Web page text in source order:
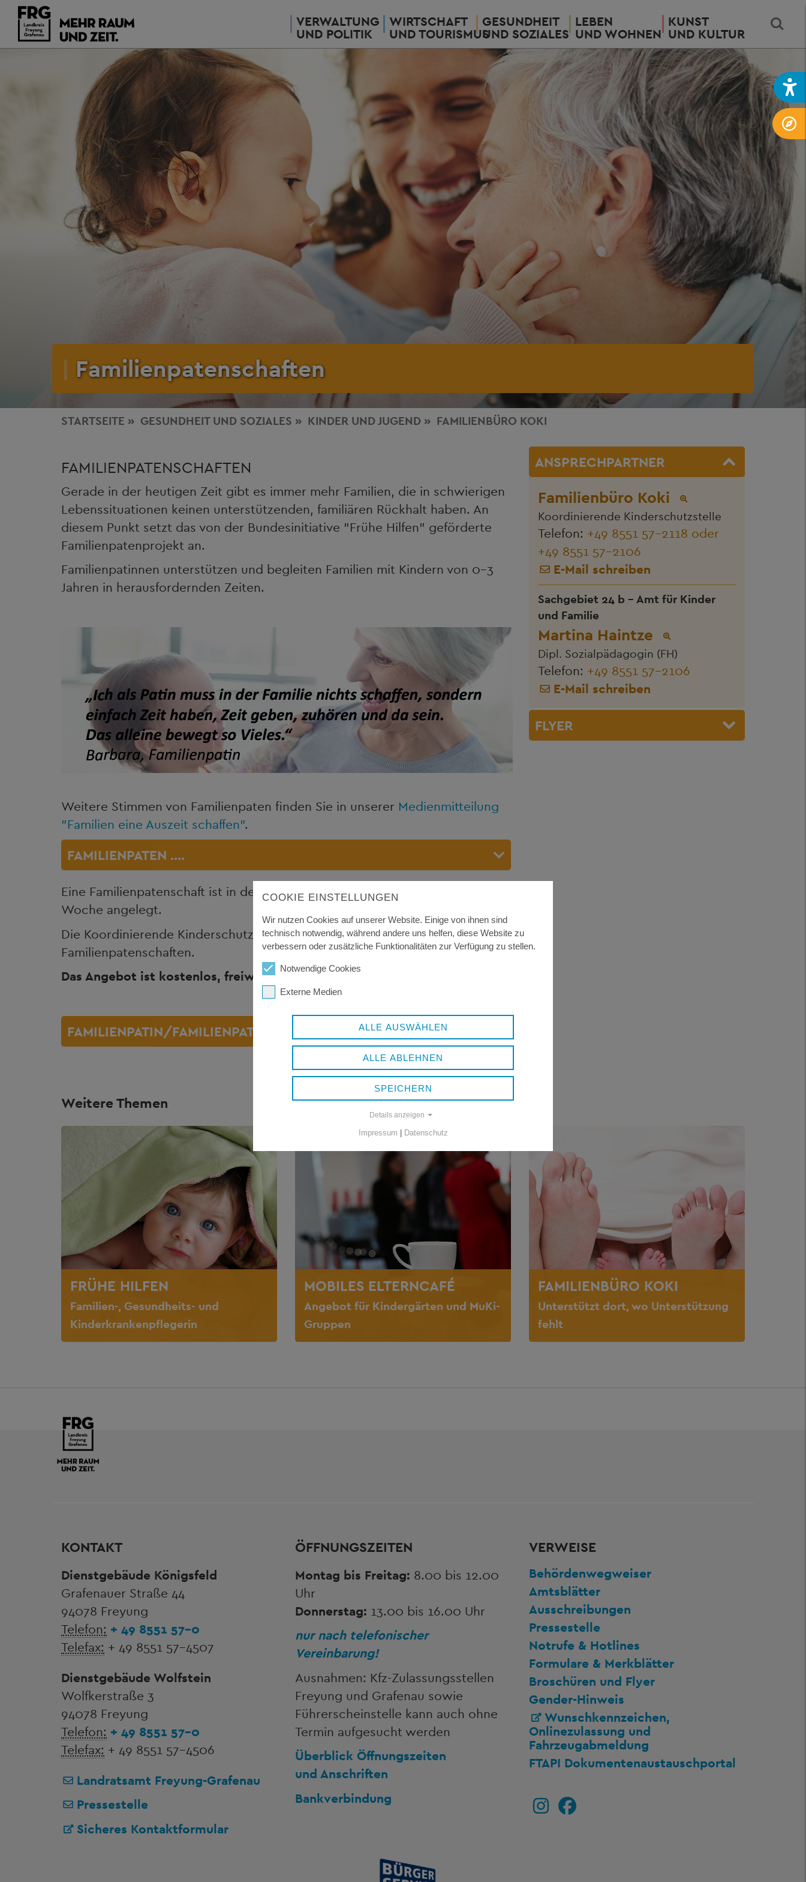
VERWALTUNG
UND POLITIK
WIRTSCHAFT
UND TOURISMUS
GESUNDHEIT
UND SOZIALES
LEBEN
UND WOHNEN
KUNST
UND KULTUR
Familienpatenschaften
STARTSEITE GESUNDHEIT UND SOZIALES KINDER UND JUGEND FAMILIENBÜRO KOKI
FAMILIENPATENSCHAFTEN
Gerade in der heutigen Zeit gibt es immer mehr Familien, die in schwierigen
Lebenssituationen keinen unterstützenden, familiären Rückhalt haben. An
diesem Punkt setzt das von der Bundesinitiative "Frühe Hilfen" geförderte
Familienpatenprojekt an.
Familienpatinnen unterstützen und begleiten Familien mit Kindern von 0-3
Jahren in herausfordernden Zeiten.
Weitere Stimmen von Familienpaten finden Sie in unserer Medienmitteilung
"Familien eine Auszeit schaffen".
FAMILIENPATEN ....
Eine Familienpatenschaft ist in der Regel auf 6 Monate für ca. 2 Stunden pro
Woche angelegt.
Die Koordinierende Kinderschutzstelle (KoKi) vermittelt und begleitet die
Familienpatenschaften.
Das Angebot ist kostenlos, freiwillig und vertraulich.
FAMILIENPATIN/FAMILIENPATE WERDEN ...
ANSPRECHPARTNER
Familienbüro Koki
Koordinierende Kinderschutzstelle
Telefon: +49 8551 57-2118 oder
+49 8551 57-2106
E-Mail schreiben
Sachgebiet 24 b - Amt für Kinder
und Familie
Martina Haintze
Dipl. Sozialpädagogin (FH)
Telefon: +49 8551 57-2106
E-Mail schreiben
FLYER
Weitere Themen
FRÜHE HILFEN
Familien-, Gesundheits- und
Kinderkrankenpflegerin
MOBILES ELTERNCAFÉ
Angebot für Kindergärten und MuKi-
Gruppen
FAMILIENBÜRO KOKI
Unterstützt dort, wo Unterstützung
fehlt
KONTAKT
Dienstgebäude Königsfeld
Grafenauer Straße 44
94078 Freyung
Telefon: + 49 8551 57-0
Telefax: + 49 8551 57-4507
Dienstgebäude Wolfstein
Wolfkerstraße 3
94078 Freyung
Telefon: + 49 8551 57-0
Telefax: + 49 8551 57-4506
Landratsamt Freyung-Grafenau
Pressestelle
Sicheres Kontaktformular
ÖFFNUNGSZEITEN
Montag bis Freitag: 8.00 bis 12.00
Uhr
Donnerstag: 13.00 bis 16.00 Uhr
nur nach telefonischer
Vereinbarung!
Ausnahmen: Kfz-Zulassungsstellen
Freyung und Grafenau sowie
Führerscheinstelle kann auch ohne
Termin aufgesucht werden
Überblick Öffnungszeiten
und Anschriften
Bankverbindung
VERWEISE
Behördenwegweiser
Amtsblätter
Ausschreibungen
Pressestelle
Notrufe & Hotlines
Formulare & Merkblätter
Broschüren und Flyer
Gender-Hinweis
Wunschkennzeichen,
Onlinezulassung und
Fahrzeugabmeldung
FTAPI Dokumentenaustauschportal
COOKIE EINSTELLUNGEN
Wir nutzen Cookies auf unserer Website. Einige von ihnen sind
technisch notwendig, während andere uns helfen, diese Website zu
verbessern oder zusätzliche Funktionalitäten zur Verfügung zu stellen.
Notwendige Cookies
Externe Medien
ALLE AUSWÄHLEN
ALLE ABLEHNEN
SPEICHERN
Details anzeigen
Impressum | Datenschutz